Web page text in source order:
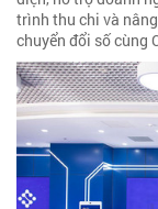
trình thu chi và
chuyển đổi số cùng